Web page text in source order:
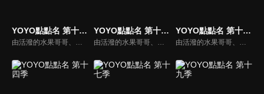
YOYO點點名 第十八季 YOYO點點名 第十六季 YOYO點點名 第十五季